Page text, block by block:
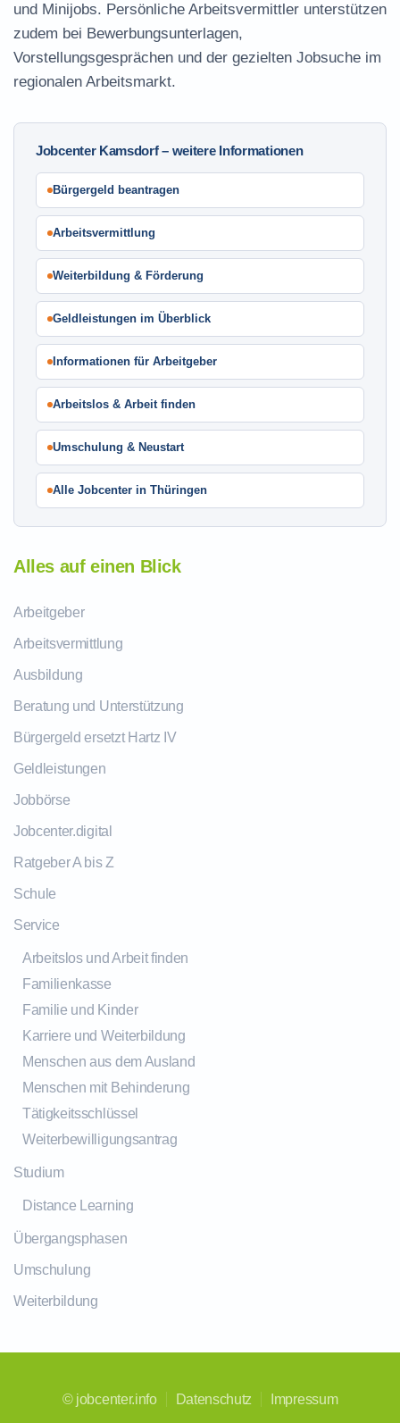
und Minijobs. Persönliche Arbeitsvermittler unterstützen
zudem bei Bewerbungsunterlagen,
Vorstellungsgesprächen und der gezielten Jobsuche im
regionalen Arbeitsmarkt.
Jobcenter Kamsdorf – weitere Informationen
Bürgergeld beantragen
Arbeitsvermittlung
Weiterbildung & Förderung
Geldleistungen im Überblick
Informationen für Arbeitgeber
Arbeitslos & Arbeit finden
Umschulung & Neustart
Alle Jobcenter in Thüringen
Alles auf einen Blick
Arbeitgeber
Arbeitsvermittlung
Ausbildung
Beratung und Unterstützung
Bürgergeld ersetzt Hartz IV
Geldleistungen
Jobbörse
Jobcenter.digital
Ratgeber A bis Z
Schule
Service
Arbeitslos und Arbeit finden
Familienkasse
Familie und Kinder
Karriere und Weiterbildung
Menschen aus dem Ausland
Menschen mit Behinderung
Tätigkeitsschlüssel
Weiterbewilligungsantrag
Studium
Distance Learning
Übergangsphasen
Umschulung
Weiterbildung
© jobcenter.info Datenschutz Impressum